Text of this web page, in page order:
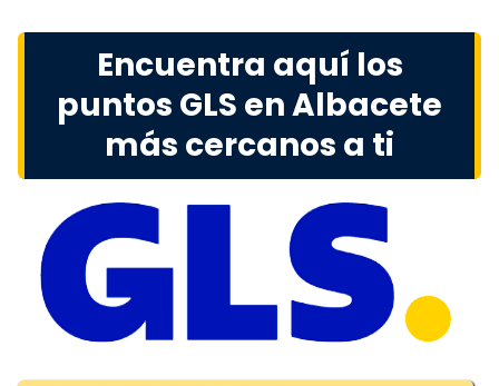
Encuentra aquí los
puntos GLS en Albacete
más cercanos a ti